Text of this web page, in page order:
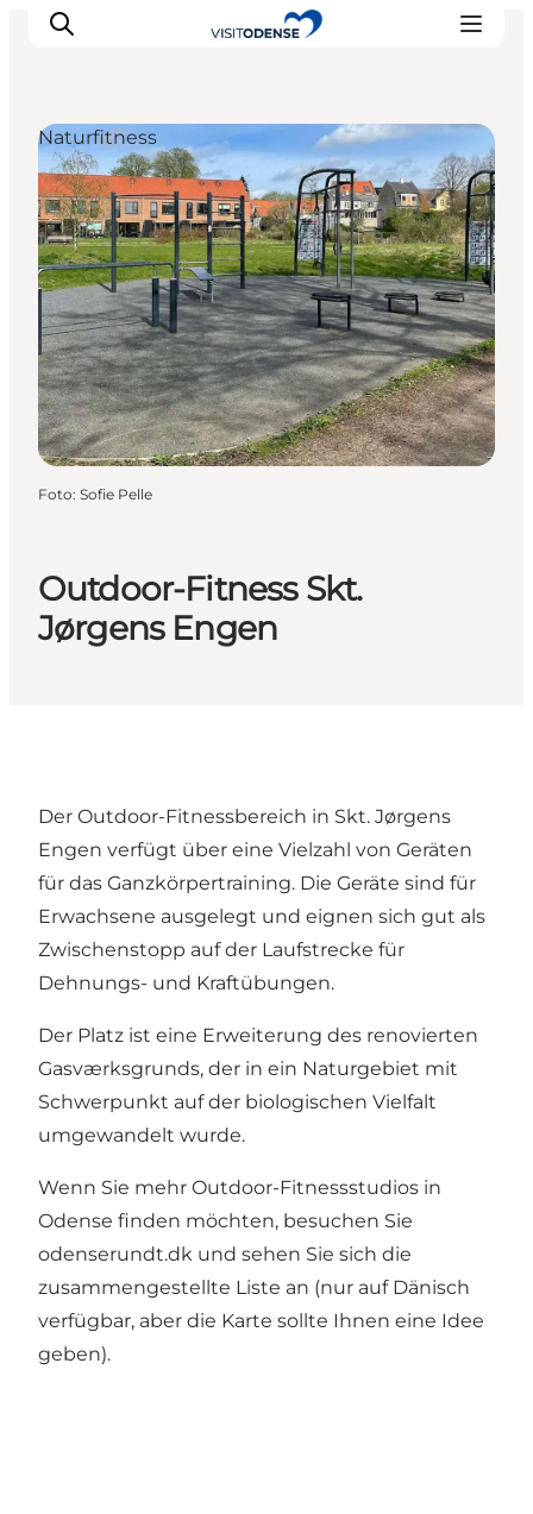
Odense erleben
Veranstaltungen
Reiseplanung
Inspiration
Outdoor-Fitness Skt.
Jørgens Engen
Naturfitness
Foto: Sofie Pelle
Der Outdoor-Fitnessbereich in Skt. Jørgens
Engen verfügt über eine Vielzahl von Geräten
für das Ganzkörpertraining. Die Geräte sind für
Erwachsene ausgelegt und eignen sich gut als
Zwischenstopp auf der Laufstrecke für
Dehnungs- und Kraftübungen.
Der Platz ist eine Erweiterung des renovierten
Gasværksgrunds, der in ein Naturgebiet mit
Schwerpunkt auf der biologischen Vielfalt
umgewandelt wurde.
Wenn Sie mehr Outdoor-Fitnessstudios in
Odense finden möchten, besuchen Sie
odenserundt.dk und sehen Sie sich die
zusammengestellte Liste an (nur auf Dänisch
verfügbar, aber die Karte sollte Ihnen eine Idee
geben).